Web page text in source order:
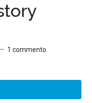
1 commento